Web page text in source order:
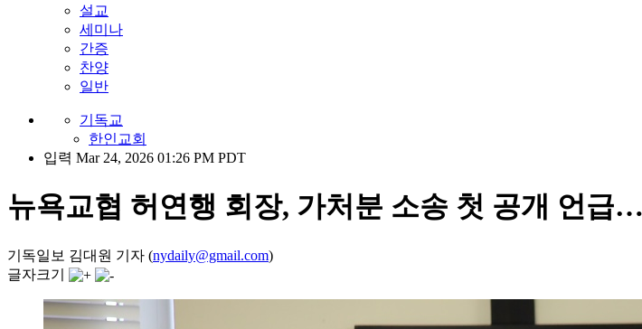
설교
세미나
간증
찬양
일반
기독교
한인교회
입력 Mar 24, 2026 01:26 PM PDT
뉴욕교협 허연행 회장, 가처분 소송 첫 공개 언급
기독일보 김대원 기자 (nydaily@gmail.com)
글자크기